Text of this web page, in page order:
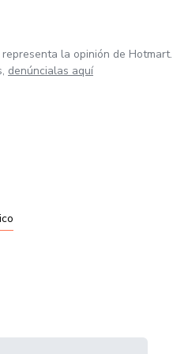
la opinión de Hotmart.
denúncialas aquí